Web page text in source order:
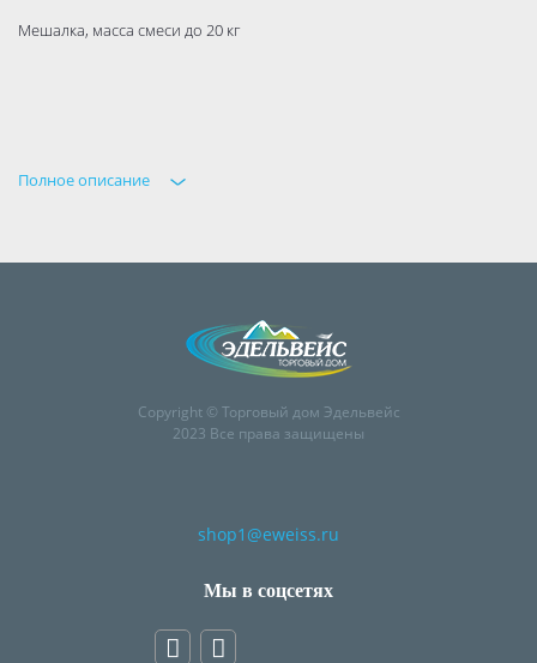
Мешалка, масса смеси до 20 кг
Полное описание
Copyright © Торговый дом Эдельвейс
2023 Все права защищены
shop1@eweiss.ru
Мы в соцсетях